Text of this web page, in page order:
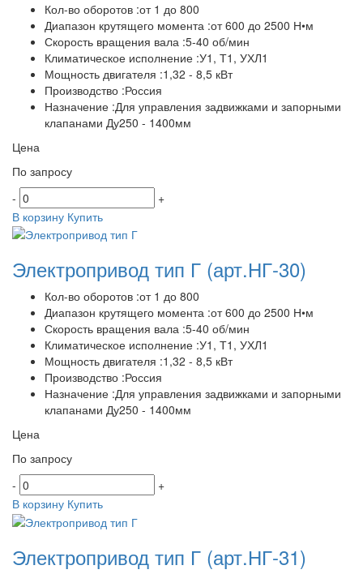
Кол-во оборотов :от 1 до 800
Диапазон крутящего момента :от 600 до 2500 Н•м
Скорость вращения вала :5-40 об/мин
Климатическое исполнение :У1, Т1, УХЛ1
Мощность двигателя :1,32 - 8,5 кВт
Производство :Россия
Назначение :Для управления задвижками и запорными
клапанами Ду250 - 1400мм
Цена
По запросу
-
+
В корзину Купить
Электропривод тип Г (арт.НГ-30)
Кол-во оборотов :от 1 до 800
Диапазон крутящего момента :от 600 до 2500 Н•м
Скорость вращения вала :5-40 об/мин
Климатическое исполнение :У1, Т1, УХЛ1
Мощность двигателя :1,32 - 8,5 кВт
Производство :Россия
Назначение :Для управления задвижками и запорными
клапанами Ду250 - 1400мм
Цена
По запросу
-
+
В корзину Купить
Электропривод тип Г (арт.НГ-31)